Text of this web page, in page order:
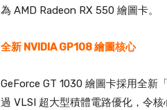
為 AMD Radeon RX 550 繪圖卡。
全新 NVIDIA GP108 繪圖核心
GeForce GT 1030 繪圖卡採用全新
過 VLSI 超大型積體電路優化，令